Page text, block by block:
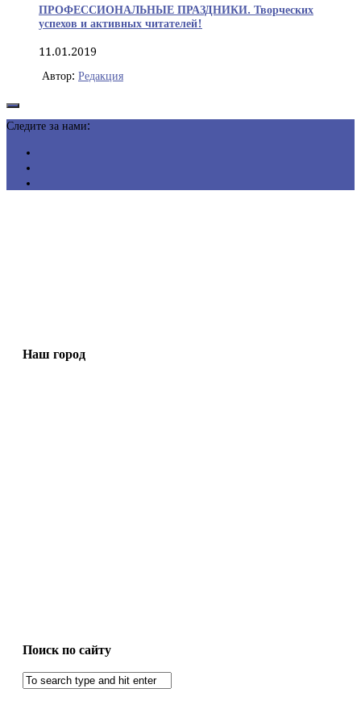
ПРОФЕССИОНАЛЬНЫЕ ПРАЗДНИКИ. Творческих
успехов и активных читателей!
11.01.2019
Автор: Редакция
Следите за нами:
Наш город
Поиск по сайту